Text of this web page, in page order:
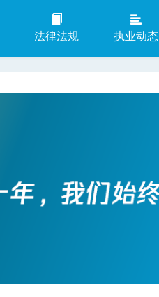
法律法规 执业动态